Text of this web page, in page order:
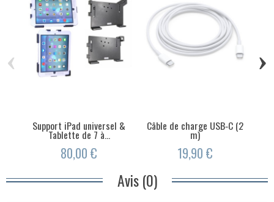
Support iPad universel &
Tablette de 7 à...
80,00 €
Câble de charge USB‑C (2
m)
19,90 €
‹ ›
Avis (0)